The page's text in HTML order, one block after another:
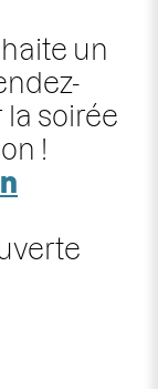
un
la soirée
!